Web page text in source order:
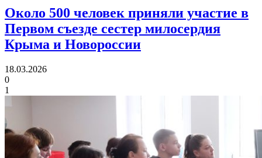
Около 500 человек приняли участие в
Первом съезде сестер милосердия
Крыма и Новороссии
18.03.2026
0
1